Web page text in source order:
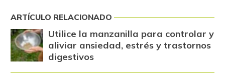
ARTÍCULO RELACIONADO
Utilice la manzanilla para controlar y
aliviar ansiedad, estrés y trastornos
digestivos